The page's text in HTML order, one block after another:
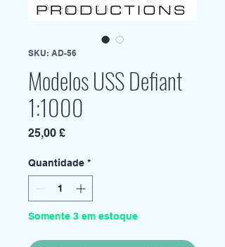
SKU: AD-56
Modelos USS Defiant
1:1000
25,00 £Preço
Quantidade *
Somente 3 em estoque